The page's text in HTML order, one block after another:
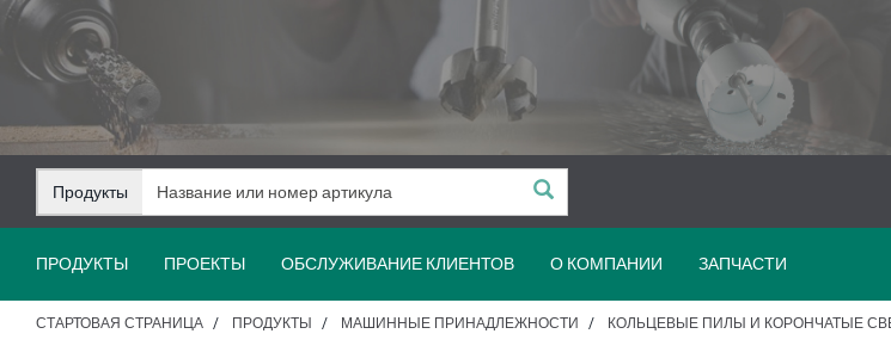
Перейти
содержанию
Перейти
навигации
Продукты
ПРОДУКТЫ ПРОЕКТЫ ОБСЛУЖИВАНИЕ КЛИЕНТОВ О КОМПАНИИ ЗАПЧАСТИ
СТАРТОВАЯ СТРАНИЦА ПРОДУКТЫ МАШИННЫЕ ПРИНАДЛЕЖНОСТИ КОЛЬЦЕВЫЕ ПИЛЫ И КОРОНЧАТЫЕ